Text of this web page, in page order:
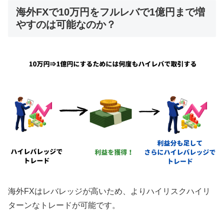
海外FXで10万円をフルレバで1億円まで増
やすのは可能なのか？
海外FXはレバレッジが高いため、よりハイリスクハイリ
ターンなトレードが可能です。